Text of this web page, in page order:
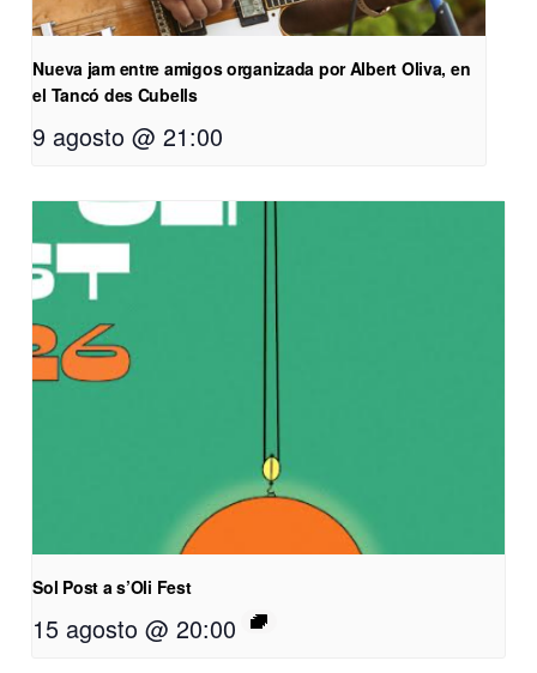
Nueva jam entre amigos organizada por Albert Oliva, en
el Tancó des Cubells
9 agosto @ 21:00
Sol Post a s’Oli Fest
15 agosto @ 20:00